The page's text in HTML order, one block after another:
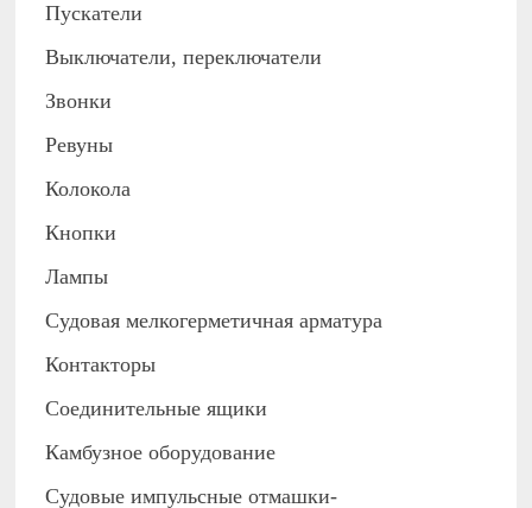
Пускатели
Выключатели, переключатели
Звонки
Ревуны
Колокола
Кнопки
Лампы
Судовая мелкогерметичная арматура
Контакторы
Соединительные ящики
Камбузное оборудование
Судовые импульсные отмашки-